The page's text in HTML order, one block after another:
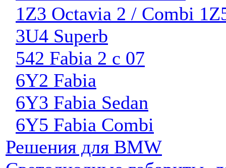
1Z3 Octavia 2 / Combi
3U4 Superb
542 Fabia 2 с 07
6Y2 Fabia
6Y3 Fabia Sedan
6Y5 Fabia Combi
Решения для BMW